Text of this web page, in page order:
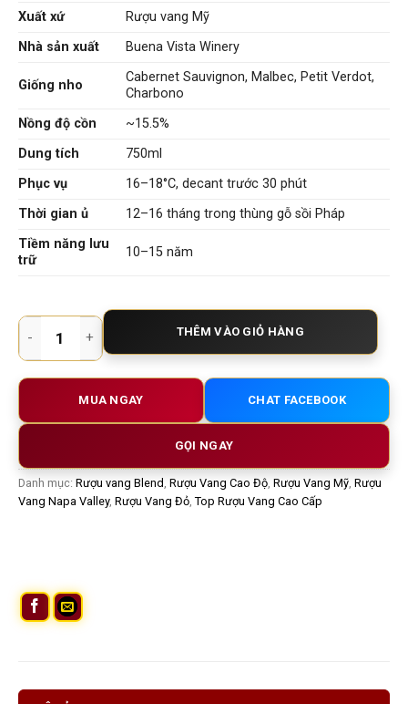
Xuất xứ
Rượu vang Mỹ
Nhà sản xuất
Buena Vista Winery
Giống nho
Cabernet Sauvignon, Malbec, Petit Verdot,
Charbono
Nồng độ cồn
~15.5%
Dung tích
750ml
Phục vụ
16–18°C, decant trước 30 phút
Thời gian ủ
12–16 tháng trong thùng gỗ sồi Pháp
Tiềm năng lưu
trữ
10–15 năm
Rượu Vang Mỹ The Founder Buena Vista – Tuyệt Tác Red
THÊM VÀO GIỎ HÀNG
MUA NGAY CHAT FACEBOOK
GỌI NGAY
Danh mục: Rượu vang Blend , Rượu Vang Cao Độ, Rượu Vang Mỹ, Rượu
Vang Napa Valley, Rượu Vang Đỏ, Top Rượu Vang Cao Cấp